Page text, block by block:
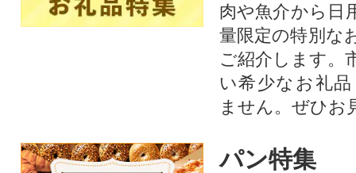
肉や魚介から日
量限定の特別な
ご紹介します。
い希少なお礼
ません。ぜひお
パン特集